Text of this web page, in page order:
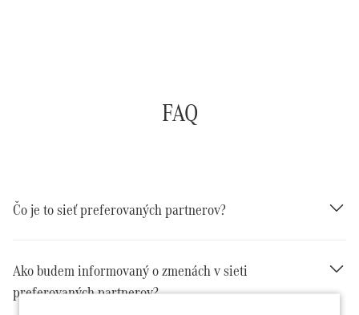
FAQ
Čo je to sieť preferovaných partnerov?
Ako budem informovaný o zmenách v sieti
preferovaných partnerov?